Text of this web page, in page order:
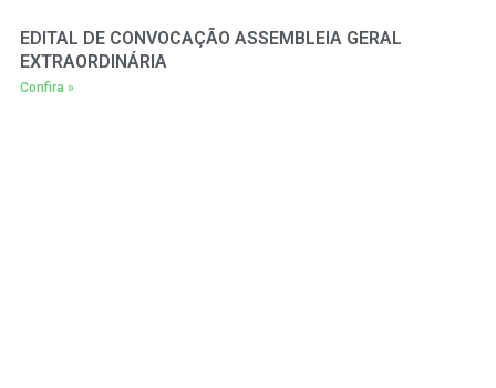
EDITAL DE CONVOCAÇÃO ASSEMBLEIA GERAL
EXTRAORDINÁRIA
Confira »